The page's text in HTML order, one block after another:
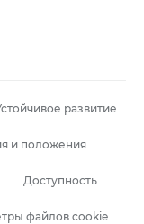
развитие
и положения
Доступность
файлов cookie